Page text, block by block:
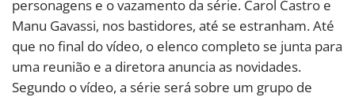
personagens e o vazamento da série. Carol Castro e
Manu Gavassi, nos bastidores, até se estranham. Até
que no final do vídeo, o elenco completo se junta para
uma reunião e a diretora anuncia as novidades.
Segundo o vídeo, a série será sobre um grupo de